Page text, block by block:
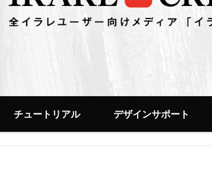
チュートリアル デザインサポート